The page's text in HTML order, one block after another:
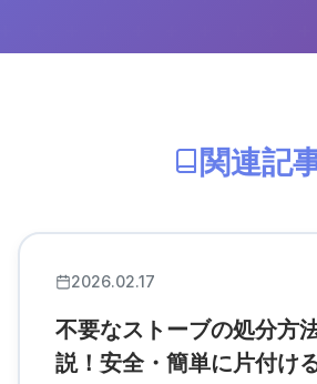
関連記
2026.02.17
不要なストーブの処分方
説！安全・簡単に片付け